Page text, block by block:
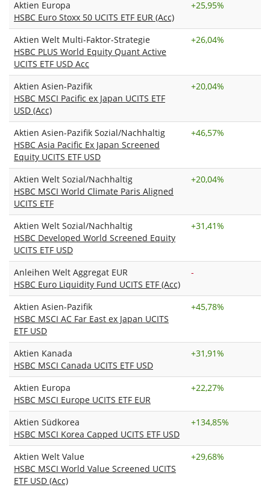
Aktien Europa
HSBC Euro Stoxx 50 UCITS ETF EUR (Acc)
+25,95%
Aktien Welt Multi-Faktor-Strategie
HSBC PLUS World Equity Quant Active
UCITS ETF USD Acc
+26,04%
Aktien Asien-Pazifik
HSBC MSCI Pacific ex Japan UCITS ETF
USD (Acc)
+20,04%
Aktien Asien-Pazifik Sozial/Nachhaltig
HSBC Asia Pacific Ex Japan Screened
Equity UCITS ETF USD
+46,57%
Aktien Welt Sozial/Nachhaltig
HSBC MSCI World Climate Paris Aligned
UCITS ETF
+20,04%
Aktien Welt Sozial/Nachhaltig
HSBC Developed World Screened Equity
UCITS ETF USD
+31,41%
Anleihen Welt Aggregat EUR
HSBC Euro Liquidity Fund UCITS ETF (Acc)
-
Aktien Asien-Pazifik
HSBC MSCI AC Far East ex Japan UCITS
ETF USD
+45,78%
Aktien Kanada
HSBC MSCI Canada UCITS ETF USD
+31,91%
Aktien Europa
HSBC MSCI Europe UCITS ETF EUR
+22,27%
Aktien Südkorea
HSBC MSCI Korea Capped UCITS ETF USD
+134,85%
Aktien Welt Value
HSBC MSCI World Value Screened UCITS
ETF USD (Acc)
+29,68%